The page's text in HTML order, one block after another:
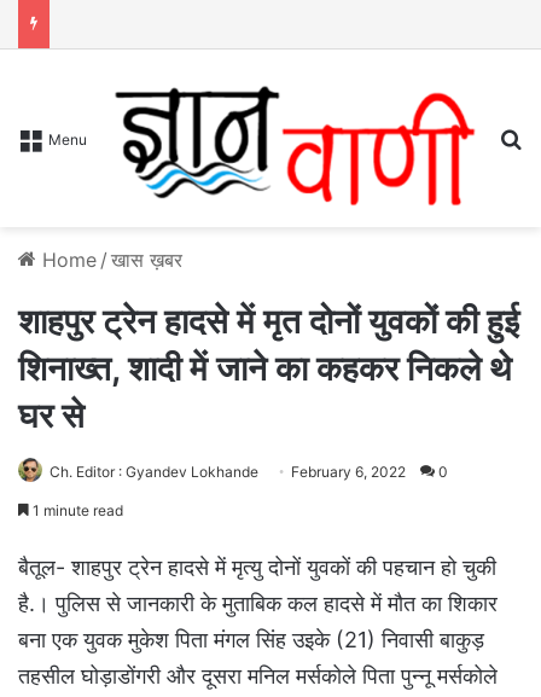
Menu
Home / खास ख़बर
शाहपुर ट्रेन हादसे में मृत दोनों युवकों की हुई
शिनाख्त, शादी में जाने का कहकर निकले थे
घर से
Ch. Editor : Gyandev Lokhande February 6, 2022 0
1 minute read
बैतूल- शाहपुर ट्रेन हादसे में मृत्यु दोनों युवकों की पहचान हो चुकी
है.। पुलिस से जानकारी के मुताबिक कल हादसे में मौत का शिकार
बना एक युवक मुकेश पिता मंगल सिंह उइके (21) निवासी बाकुड़
तहसील घोड़ाडोंगरी और दूसरा मनिल मर्सकोले पिता पुन्नू मर्सकोले